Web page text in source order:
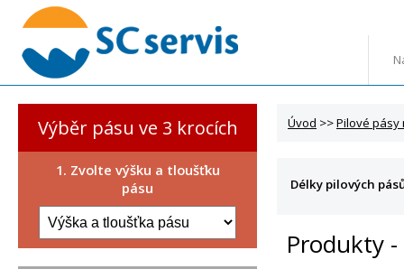
Výběr pásu ve 3 krocích
1. Zvolte výšku a tloušťku
pásu
Úvod >>Pilové pásy
Délky pilových
Produkty